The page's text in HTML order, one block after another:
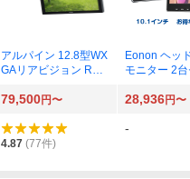
アルパイン 12.8型WX
GAリアビジョン RXH
Eonon ヘッ
モニター 2
79,500円〜 28,936円〜
4.87 (77件)
-